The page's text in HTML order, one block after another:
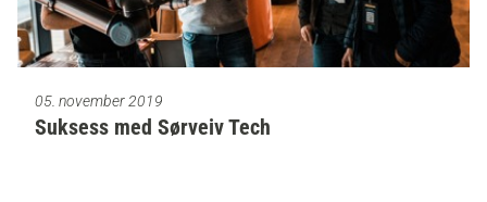
05. november 2019
Suksess med Sørveiv Tech